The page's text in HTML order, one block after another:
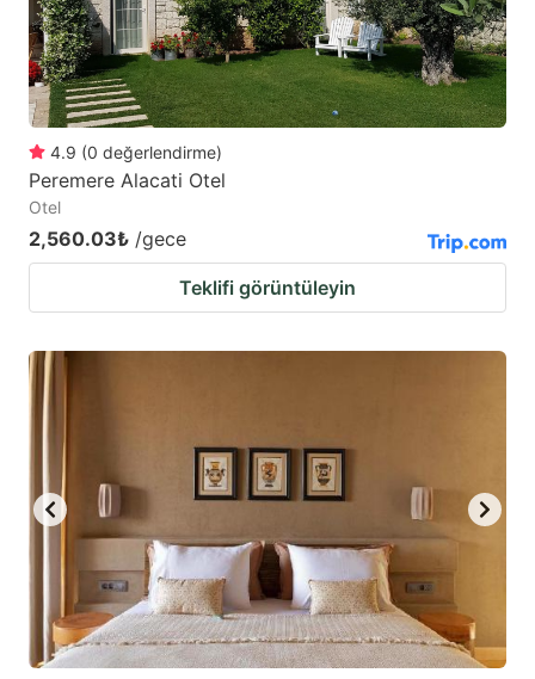
to
get
the
keyboard
shortcuts
for
changing
dates.
to
get
the
keyboard
changing
dates.
4.9 (0 değerlendirme)
Peremere Alacati Otel
Otel
2,560.03₺ /gece
Teklifi görüntüleyin